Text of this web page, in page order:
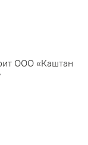
ООО «Каштан